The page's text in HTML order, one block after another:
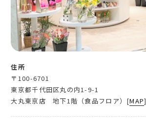
住所
〒100-6701
東京都千代田区丸の内1-9-1
大丸東京店 地下1階（食品フロア）[MAP]